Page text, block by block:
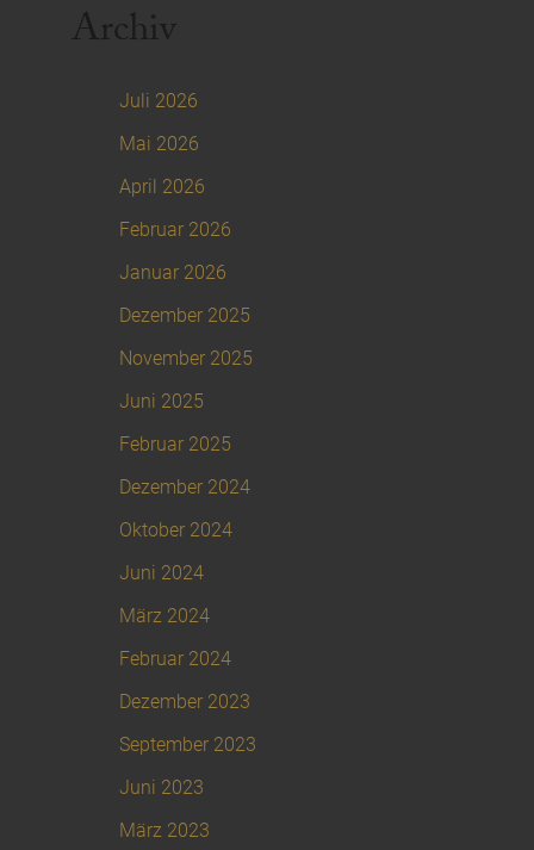
Archiv
Juli 2026
Mai 2026
April 2026
Februar 2026
Januar 2026
Dezember 2025
November 2025
Juni 2025
Februar 2025
Dezember 2024
Oktober 2024
Juni 2024
März 2024
Februar 2024
Dezember 2023
September 2023
Juni 2023
März 2023